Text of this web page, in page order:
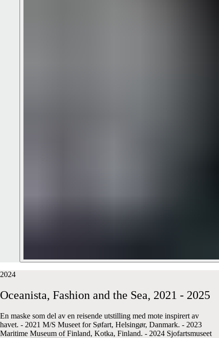
2024
Oceanista, Fashion and the Sea, 2021 - 2025
En maske som del av en reisende utstilling med mote inspirert av
havet. - 2021 M/S Museet for Søfart, Helsingør, Danmark. - 2023
Maritime Museum of Finland, Kotka, Finland. - 2024 Sjofartsmuseet